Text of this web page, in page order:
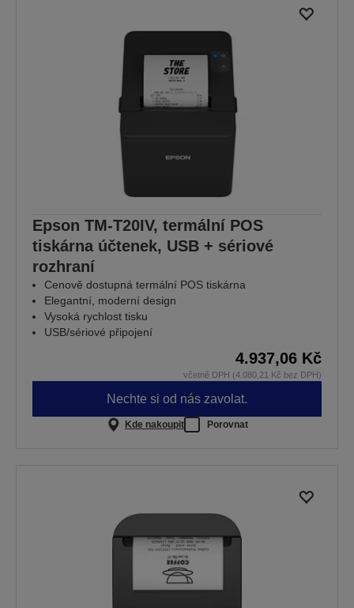
Epson TM-T20IV, termální POS
tiskárna účtenek, USB + sériové
rozhraní
Cenově dostupná termální POS tiskárna
Elegantní, moderní design
Vysoká rychlost tisku
USB/sériové připojení
4.937,06 Kč
včetně DPH (4.080,21 Kč bez DPH)
Nechte si od nás zavolat.
Kde nakoupit Porovnat